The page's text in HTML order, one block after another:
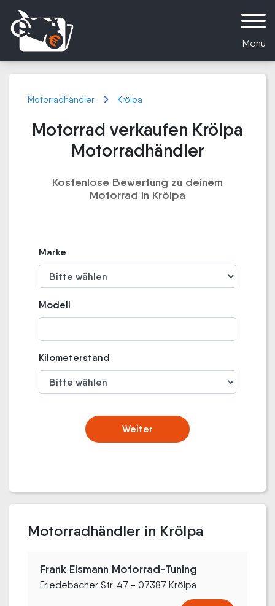
Menü
Motorradhändler Krölpa
Motorrad verkaufen Krölpa
Motorradhändler
Kostenlose Bewertung zu deinem
Motorrad in Krölpa
Marke
Modell
Kilometerstand
Weiter
Motorradhändler in Krölpa
Frank Eismann Motorrad-Tuning
Friedebacher Str. 47 - 07387 Krölpa